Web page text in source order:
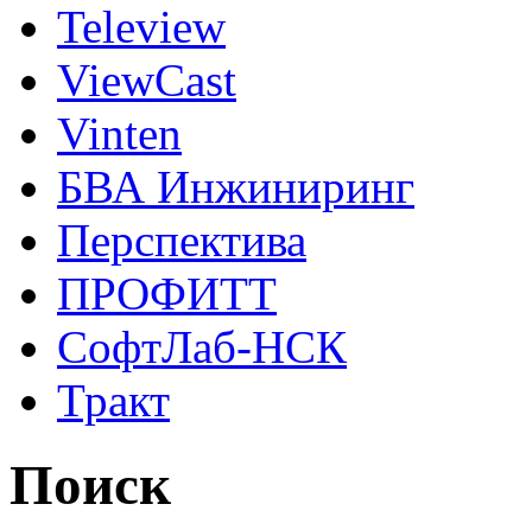
Teleview
ViewCast
Vinten
БВА Инжиниринг
Перспектива
ПРОФИТТ
СофтЛаб-НСК
Тракт
Поиск